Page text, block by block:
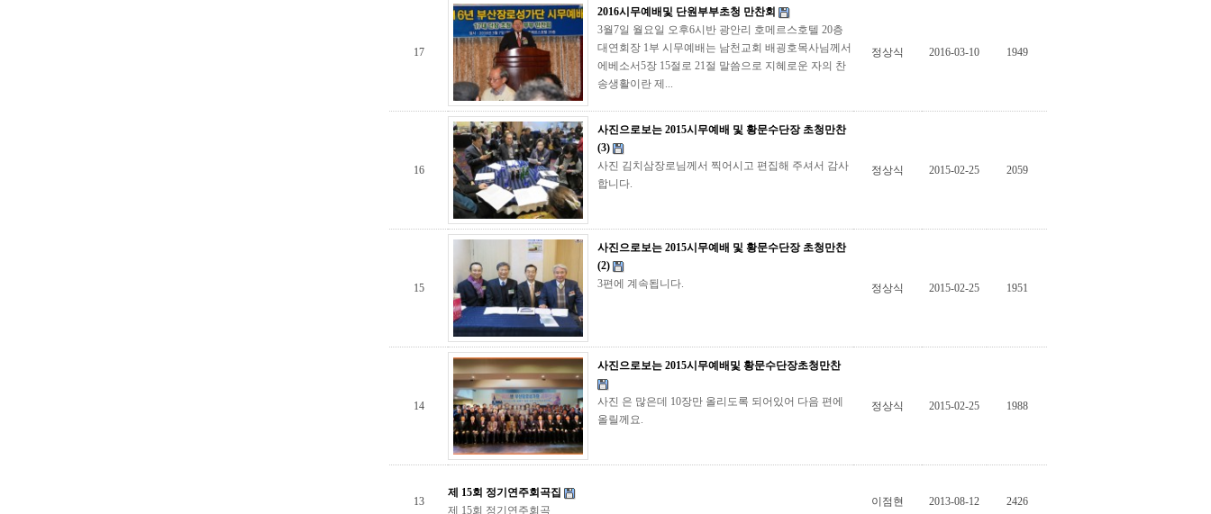
17
2016시무예배및 단원부부초청 만찬회
3월7일 월요일 오후6시반 광안리 호메르스호텔 20층
대연회장 1부 시무예배는 남천교회 배굉호목사님께서
에베소서5장 15절로 21절 말씀으로 지혜로운 자의 찬
송생활이란 제...
정상식 2016-03-10 1949
16
사진으로보는 2015시무예배 및 황문수단장 초청만찬
(3)
사진 김치삼장로님께서 찍어시고 편집해 주셔서 감사
합니다.
정상식 2015-02-25 2059
15
사진으로보는 2015시무예배 및 황문수단장 초청만찬
(2)
3편에 계속됩니다.
정상식 2015-02-25 1951
14
사진으로보는 2015시무예배및 황문수단장초청만찬
사진 은 많은데 10장만 올리도록 되어있어 다음 편에
올릴께요.
정상식 2015-02-25 1988
13
제 15회 정기연주회곡집
제 15회 정기연주회곡
이점현 2013-08-12 2426